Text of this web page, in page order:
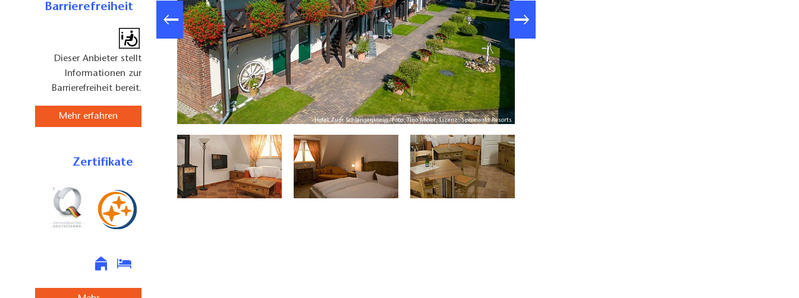
Barrierefreiheit
Dieser Anbieter stellt
Informationen zur
Barrierefreiheit bereit.
Mehr erfahren
Zertifikate
Zum Schlangenkönig, Foto: Dirk Meier, Lizenz: Dirk Meier Hotel Zum Schlangenkönig, Foto: Tino Meier, Lizenz: Spreewald Resorts